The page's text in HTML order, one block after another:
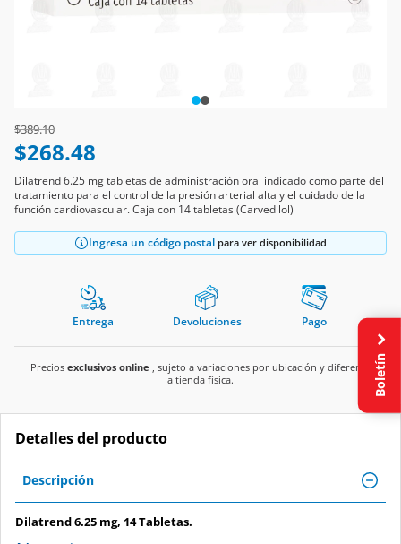
Price reduced from
$389.10to
$268.48
Dilatrend 6.25 mg tabletas de administración oral indicado como parte del
tratamiento para el control de la presión arterial alta y el cuidado de la
función cardiovascular. Caja con 14 tabletas (Carvedilol)
Ingresa un código postal para ver disponibilidad
Entrega Devoluciones Pago
Precios exclusivos online , sujeto a variaciones por ubicación y diferente
a tienda física.
Detalles del producto
Descripción
Dilatrend 6.25 mg, 14 Tabletas.
Boletín